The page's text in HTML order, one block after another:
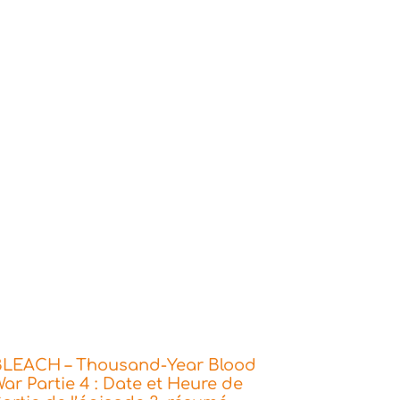
– Thousand-Year Blood
Partie 4 : Date et Heure de